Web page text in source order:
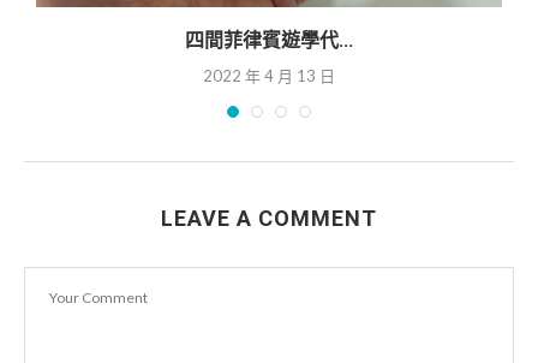
四間菲律賓遊學代...
2022 年 4 月 13 日
LEAVE A COMMENT